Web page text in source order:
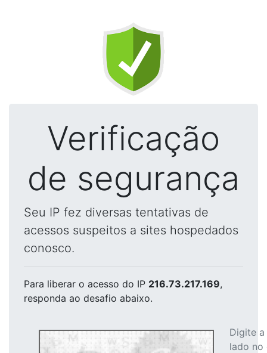
Verificação
de segurança
Seu IP fez diversas tentativas de
acessos suspeitos a sites hospedados
conosco.
Para liberar o acesso do IP 216.73.217.169,
responda ao desafio abaixo.
Digite
lado no